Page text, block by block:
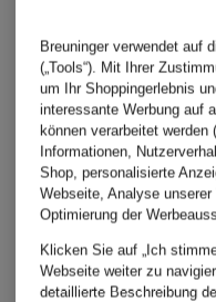
Breuninger verwendet auf
(„Tools“). Mit Ihrer
um Ihr Shoppingerlebnis
interessante Werbung auf
können verarbeitet
Informationen,
Shop, personalisierte
Webseite, Analyse
Optimierung der
Klicken Sie auf „Ich
Webseite weiter zu
detaillierte Beschreibung